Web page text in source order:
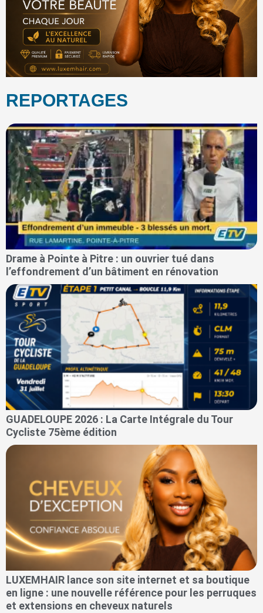
REPORTAGES
Drame à Pointe à Pitre : un ouvrier tué dans
l’effondrement d’un bâtiment en rénovation
GUADELOUPE 2026 : La Carte Intégrale du Tour
Cycliste 75ème édition
LUXEMHAIR lance son site internet et sa boutique
en ligne : une nouvelle référence pour les perruques
et extensions en cheveux naturels